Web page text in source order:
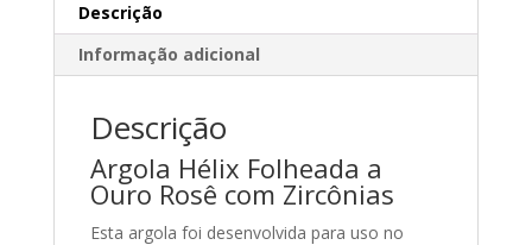
Descrição
Informação adicional
Descrição
Argola Hélix Folheada a
Ouro Rosê com Zircônias
Esta argola foi desenvolvida para uso no